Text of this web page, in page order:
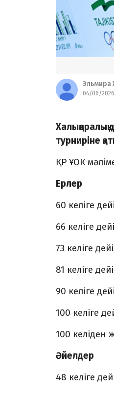
Эльмира
04/06/2026
турниріне
ҚР ҰОК
Ерлер
60 келіге
66 келіге
73 келіге
81 келіге
90 келіге
100 келіге
100
Әйелдер
48 келіге